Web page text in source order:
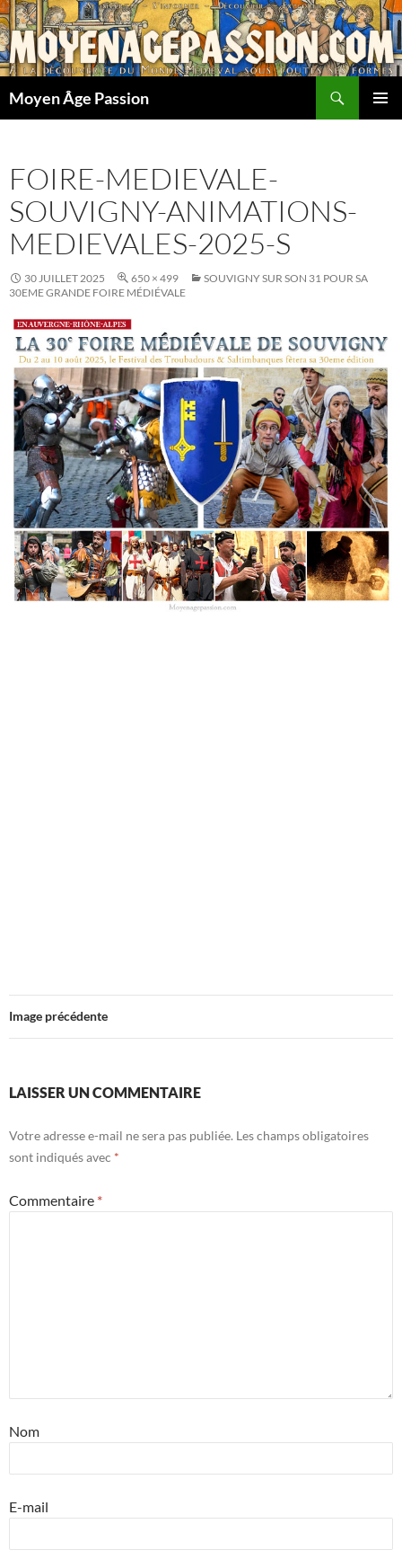
Aller
au
contenu
Moyen Âge Passion
FOIRE-MEDIEVALE-
SOUVIGNY-ANIMATIONS-
MEDIEVALES-2025-S
30 JUILLET 2025 650 × 499
SOUVIGNY SUR SON 31 POUR SA
30EME GRANDE FOIRE MÉDIÉVALE
Image précédente
LAISSER UN COMMENTAIRE
Votre adresse e-mail ne sera pas publiée. Les champs obligatoires
sont indiqués avec *
Commentaire *
Nom
E-mail